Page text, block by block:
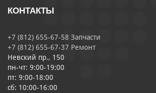
КОНТАКТЫ
+7 (812) 655-67-58 Запчасти
+7 (812) 655-67-37 Ремонт
Невский пр., 150
пн-чт: 9:00-19:00
пт: 9:00-18:00
сб: 10:00-16:00